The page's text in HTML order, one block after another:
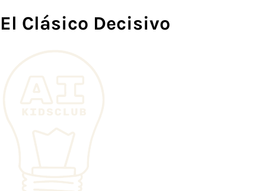
El Clásico Decisivo